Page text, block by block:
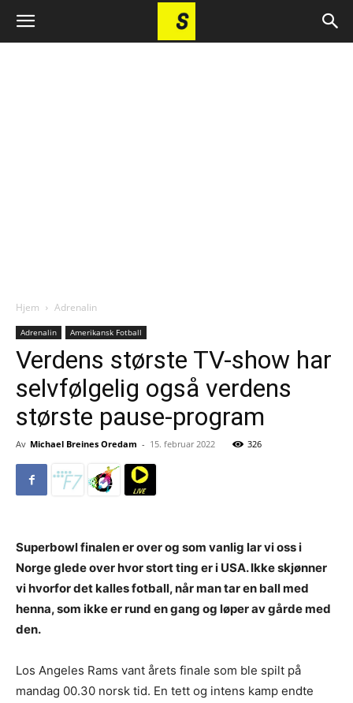
Hjem Adrenalin
Adrenalin Amerikansk Fotball
Verdens største TV-show har
selvfølgelig også verdens
største pause-program
Av Michael Breines Oredam - 15. februar 2022 326
Superbowl finalen er over og som vanlig lar vi oss i
Norge glede over hvor stort ting er i USA. Ikke skjønner
vi hvorfor det kalles fotball, når man tar en ball med
henna, som ikke er rund en gang og løper av gårde med
den.
Los Angeles Rams vant årets finale som ble spilt på
mandag 00.30 norsk tid. En tett og intens kamp endte